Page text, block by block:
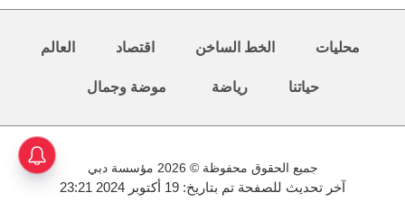
محليات الخط الساخن اقتصاد العالم
حياتنا رياضة موضة وجمال
جميع الحقوق محفوظة © 2026 مؤسسة دبي
آخر تحديث للصفحة تم بتاريخ: 19 أكتوبر 2024 23:21